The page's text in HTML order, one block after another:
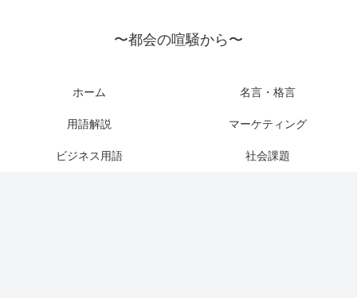
〜都会の喧騒から〜
ホーム 名言・格言
用語解説 マーケティング
ビジネス用語 社会課題